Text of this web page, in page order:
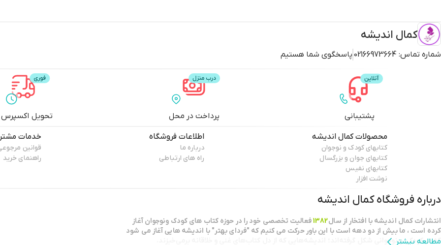
کمال اندیشه
شماره تماس: 02166973664 پاسخگوی شما هستیم
پشتیبانی پرداخت در محل تحویل اکسپرس
محصولاتکمال اندیشه
کتابهای کودک و نوجوان
کتابهای جوان و بزرگسال
کتابهای نفیس
نوشت افزار
اطلاعات فروشگاه
درباره ما
راه های ارتباطی
خدمات
قوانین
راهنمای خرید
درباره فروشگاهکمال اندیشه
انتشارات كمال انديشه با افتخار از سال1382فعاليت تخصصي خود را در حوزه كتاب هاي كودك ونوجوان آغاز
كرده است ، ما بيش از دو دهه است با اين باور حركت مي كنيم كه "فرداي بهتر" با انديشه هايي آغاز مي شود
كه در كودكي و نوجواني شكل گرفته‌اند؛ اندیشه‌هایی که از دل کتاب‌های غنی و خلاقانه برمی‌خیزند.
مطالعه بیشتر